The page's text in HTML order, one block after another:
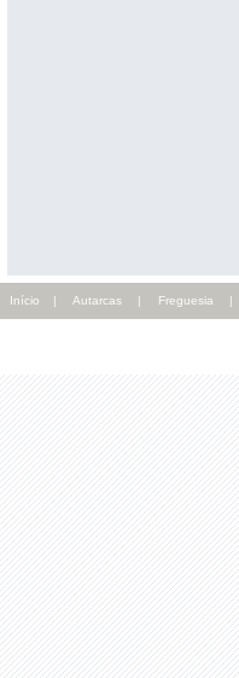
Início | Autarcas | Freguesia |